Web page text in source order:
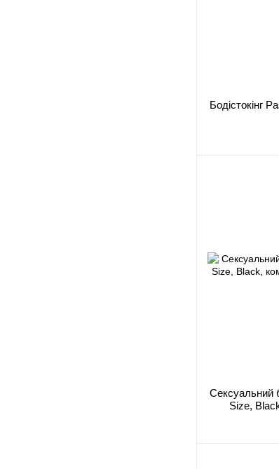
Бодістокінг
Сексуальний
Size,